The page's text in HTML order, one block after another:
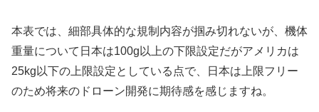
本表では、細部具体的な規制内容が掴み切れないが、機体
重量について日本は100g以上の下限設定だがアメリカは
25kg以下の上限設定としている点で、日本は上限フリー
のため将来のドローン開発に期待感を感じますね。